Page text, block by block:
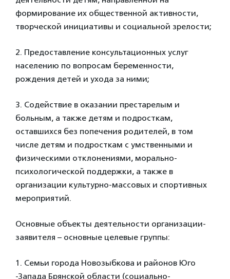
формирование их общественной активности,
творческой инициативы и социальной зрелости;
2. Предоставление консультационных услуг
населению по вопросам беременности,
рождения детей и ухода за ними;
3. Содействие в оказании престарелым и
больным, а также детям и подросткам,
оставшихся без попечения родителей, в том
числе детям и подросткам с умственными и
физическими отклонениями, морально-
психологической поддержки, а также в
организации культурно-массовых и спортивных
мероприятий.
Основные объекты деятельности организации-
заявителя – основные целевые группы:
1. Семьи города Новозыбкова и районов Юго
-Запада Брянской области (социально-